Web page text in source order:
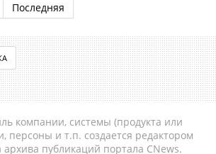
Последняя
компании, системы (продукта или
персоны и т.п. создается редактором
архива публикаций портала CNews.